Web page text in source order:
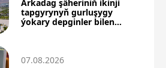
Arkadag şäheriniň ikinji
tapgyrynyň gurluşygy
ýokary depginler bilen
07.08.2026